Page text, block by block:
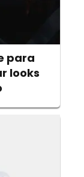
para
looks